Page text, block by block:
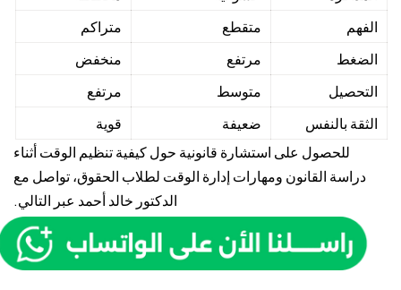
الفهم
متقطع
متراكم
الضغط
مرتفع
منخفض
التحصيل
متوسط
مرتفع
الثقة بالنفس
ضعيفة
قوية
للحصول على استشارة قانونية حول كيفية تنظيم الوقت أثناء
دراسة القانون ومهارات إدارة الوقت لطلاب الحقوق، تواصل مع
الدكتور خالد أحمدعبر التالي.